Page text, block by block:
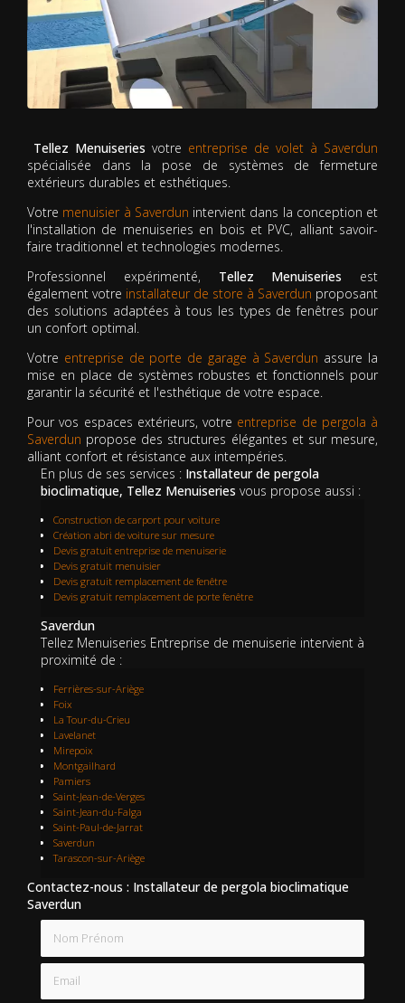
Tellez Menuiseries votre entreprise de volet à Saverdun
spécialisée dans la pose de systèmes de fermeture
extérieurs durables et esthétiques.
Votre menuisier à Saverdun intervient dans la conception et
l'installation de menuiseries en bois et PVC, alliant savoir-
faire traditionnel et technologies modernes.
Professionnel expérimenté, Tellez Menuiseries est
également votre installateur de store à Saverdun proposant
des solutions adaptées à tous les types de fenêtres pour
un confort optimal.
Votre entreprise de porte de garage à Saverdun assure la
mise en place de systèmes robustes et fonctionnels pour
garantir la sécurité et l'esthétique de votre espace.
Pour vos espaces extérieurs, votre entreprise de pergola à
Saverdun propose des structures élégantes et sur mesure,
alliant confort et résistance aux intempéries.
En plus de ses services : Installateur de pergola
bioclimatique, Tellez Menuiseries vous propose aussi :
Construction de carport pour voiture
Création abri de voiture sur mesure
Devis gratuit entreprise de menuiserie
Devis gratuit menuisier
Devis gratuit remplacement de fenêtre
Devis gratuit remplacement de porte fenêtre
Saverdun
Tellez Menuiseries Entreprise de menuiserie intervient à
proximité de :
Ferrières-sur-Ariège
Foix
La Tour-du-Crieu
Lavelanet
Mirepoix
Montgailhard
Pamiers
Saint-Jean-de-Verges
Saint-Jean-du-Falga
Saint-Paul-de-Jarrat
Saverdun
Tarascon-sur-Ariège
Contactez-nous : Installateur de pergola bioclimatique
Saverdun
Email